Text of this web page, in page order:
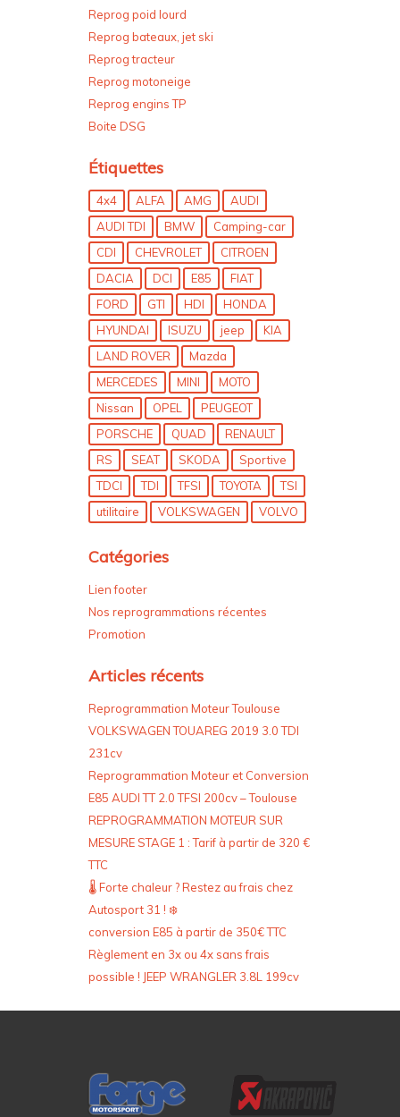
Reprog poid lourd
Reprog bateaux, jet ski
Reprog tracteur
Reprog motoneige
Reprog engins TP
Boite DSG
Étiquettes
4x4 ALFA AMG
AUDI
AUDI TDI
BMW
Camping-car
CDI
CHEVROLET
CITROEN
DACIA
DCI E85
FIAT
FORD
GTI HDI
HONDA
HYUNDAI
ISUZU jeep
KIA
LAND ROVER
Mazda
MERCEDES
MINI
MOTO
Nissan
OPEL
PEUGEOT
PORSCHE
QUAD
RENAULT
RS
SEAT SKODA
Sportive
TDCI
TDI TFSI TOYOTA
TSI
utilitaire
VOLKSWAGEN VOLVO
Catégories
Lien footer
Nos reprogrammations récentes
Promotion
Articles récents
Reprogrammation Moteur Toulouse
VOLKSWAGEN TOUAREG 2019 3.0 TDI
231cv
Reprogrammation Moteur et Conversion
E85 AUDI TT 2.0 TFSI 200cv – Toulouse
REPROGRAMMATION MOTEUR SUR
MESURE STAGE 1 : Tarif à partir de 320 €
TTC
🌡️ Forte chaleur ? Restez au frais chez
Autosport 31 ! ❄️
conversion E85 à partir de 350€ TTC
Règlement en 3x ou 4x sans frais
possible ! JEEP WRANGLER 3.8L 199cv